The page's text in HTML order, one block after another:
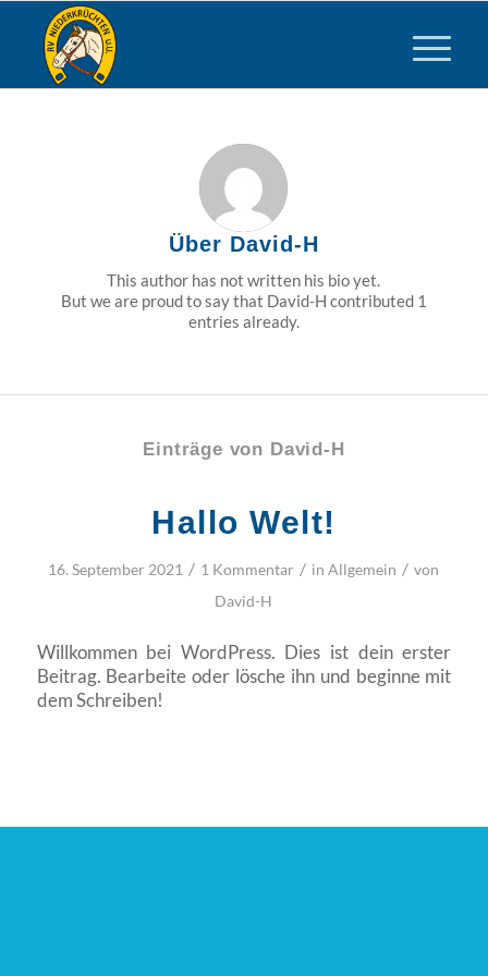
Über David-H
This author has not written his bio yet.
But we are proud to say that David-H contributed 1
entries already.
Einträge von David-H
Hallo Welt!
16. September 2021 / 1 Kommentar / inAllgemein / von
David-H
Willkommen bei WordPress. Dies ist dein erster
Beitrag. Bearbeite oder lösche ihn und beginne mit
dem Schreiben!